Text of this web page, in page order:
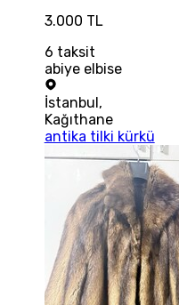
3.000 TL
6 taksit
abiye elbise
İstanbul ,
Kağıthane
antika tilki kürkü